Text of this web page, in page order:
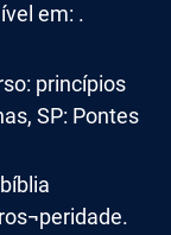
em: .
princípios
SP: Pontes